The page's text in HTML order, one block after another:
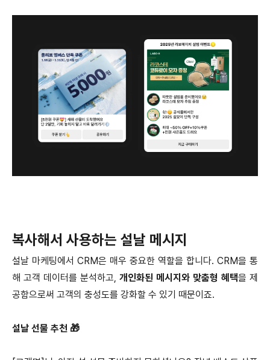
복사해서 사용하는 설날 메시지
설날 마케팅에서 CRM은 매우 중요한 역할을 합니다. CRM을 통
해 고객 데이터를 분석하고, 개인화된 메시지와 맞춤형 혜택을 제
공함으로써 고객의 충성도를 강화할 수 있기 때문이죠.
설날 선물 추천 🎁